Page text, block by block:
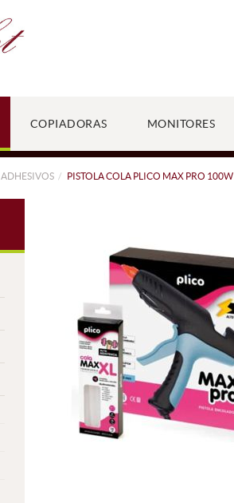
COPIADORAS MONITORES
ADHESIVOS PISTOLA COLA PLICO MAX PRO 100W